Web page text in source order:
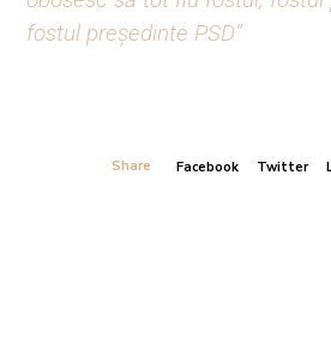
fostul preşedinte PSD”
Share Facebook Twitter